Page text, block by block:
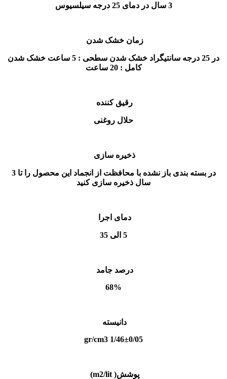
3 سال در دمای 25 درجه سیلسیوس
زمان خشک شدن
در 25 درجه سانتيگراد خشک شدن سطحی : 5 ساعت خشک شدن
کامل : 20 ساعت
رقیق کننده
حلال روغنی
ذخیره سازی
در بسته بندی باز نشده با محافظت از انجماد این محصول را تا 3
سال ذخیره سازی کنید
دمای اجرا
5 الی 35
درصد جامد
68%
دانیسته
1/46±0/05 gr/cm3
پوشش( m2/lit)